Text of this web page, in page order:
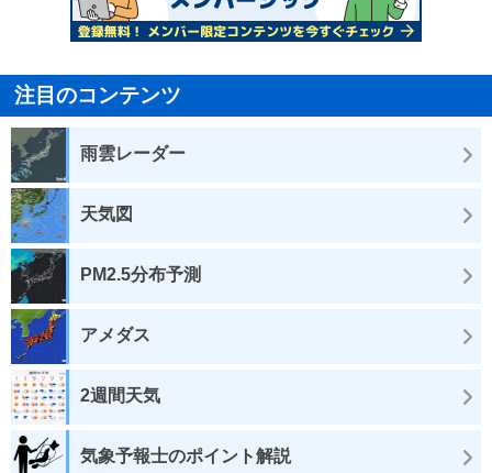
注目のコンテンツ
雨雲レーダー
天気図
PM2.5分布予測
アメダス
2週間天気
気象予報士のポイント解説